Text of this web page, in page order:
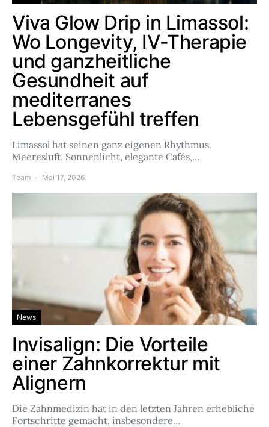
Viva Glow Drip in Limassol:
Wo Longevity, IV-Therapie
und ganzheitliche
Gesundheit auf
mediterranes
Lebensgefühl treffen
Limassol hat seinen ganz eigenen Rhythmus.
Meeresluft, Sonnenlicht, elegante Cafés,…
Team Mai 17, 2026
News
Invisalign: Die Vorteile
einer Zahnkorrektur mit
Alignern
Die Zahnmedizin hat in den letzten Jahren erhebliche
Fortschritte gemacht, insbesondere…